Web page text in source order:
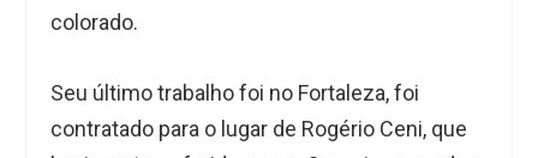
colorado.
Seu último trabalho foi no Fortaleza, foi
contratado para o lugar de Rogério Ceni, que